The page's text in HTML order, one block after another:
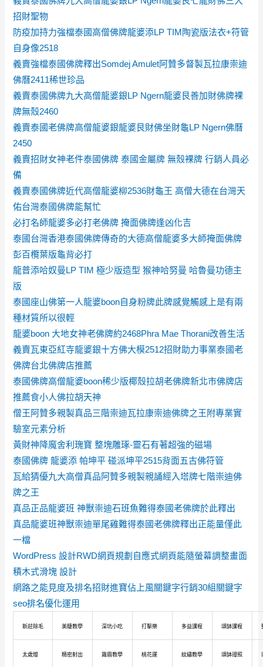
招財聖物
防疫加持力強檔泰國高僧佛牌龍婆添LP TIM陶瓷版法衣+符管
自身像2518
義賣強檔泰國佛牌釋出Somdej Amulet阿贊多督製瓦拉康崇迪
佛曆2411稀世珍品
義賣泰國佛牌九大高僧龍婆銀LP Ngern龍婆艮善加財佛牌裸
牌無殼2460
義賣泰國老佛牌高僧龍婆銀龍婆艮財佛坐財龜LP Ngern佛曆
2450
義賣招財女神老件泰國佛牌 泰國金屬牌 無殼裸牌 行銷人員必
備
義賣泰國佛牌近代高僧龍婆柳2536財龜王 高僧大德在台灣天
佑台灣泰國佛牌能幫忙
必打名師龍婆多必打老佛牌 掩面佛牌逢凶化吉
泰國台灣香港泰國佛牌傳奇的大德高僧龍婆多大師掩面佛牌
彭百欖葉版龜背必打
龍普添哈奴曼LP TIM 極少版造型 猴神哈努曼 哈魯曼功德主
版
泰國座山佛第一人龍婆boon自身粉牌此牌感覺觸感上是有兩
種材質所以很輕
龍婆boon 大地女神老佛牌約2468Phra Mae Thorani改善生活
義賣瓦東亞紅寺龍婆銀十方佛大模2512招財助力事業泰國老
佛牌台北佛牌店推薦
泰國佛牌高僧龍婆boon稀少版椰殼拉胡老佛牌新北市佛牌店
推薦食小人佛拉胡天神
僧王阿贊多親製真品三階崇迪瓦拉康崇迪佛牌之王附專業實
驗室元素分析
黃財神降魔舍利瑰寶 整塊雕琢-靈石有著超強的磁場
泰國佛牌 龍婆添 帕坤平 碰派坤平2515背面五古佛符管
瓦給猜優九大高僧真品阿贊多親製親誦經入塔牌七階崇迪佛
牌之王
真品正品龍婆班 神獸崇迪石班魚難得泰國老佛牌於此釋出
真品龍婆班神獸崇迪單尾雞難得泰國老佛牌釋出正能量僅此
一檔
WordPress 設計RWD網頁規劃自應式網頁能隨螢幕調整畫面
積木式滑塊 設計
網路之能見度及排名招財進寶佔上風關鍵字行銷30組關鍵字
seo排名優化運用
新莊除毛 美睫教學 深坑小吃 打擊樂 多益課程 頌缽課程
太歲燈 精密射出 霧眉教學 桃花運 紋繡教學 頌缽證照